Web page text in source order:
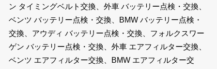
ン タイミングベルト交換、外車 バッテリー点検・交換、
ベンツ バッテリー点検・交換、BMW バッテリー点検・
交換、アウディ バッテリー点検・交換、フォルクスワー
ゲン バッテリー点検・交換、外車 エアフィルター交換、
ベンツ エアフィルター交換、BMW エアフィルター交